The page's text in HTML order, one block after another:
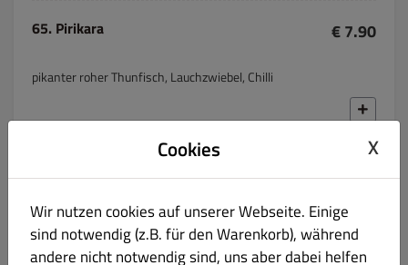
65. Pirikara € 7.90
pikanter roher Thunfisch, Lauchzwiebel, Chilli
€ 7.90
Cookies X
Wir nutzen cookies auf unserer Webseite. Einige
sind notwendig (z.B. für den Warenkorb), während
andere nicht notwendig sind, uns aber dabei helfen